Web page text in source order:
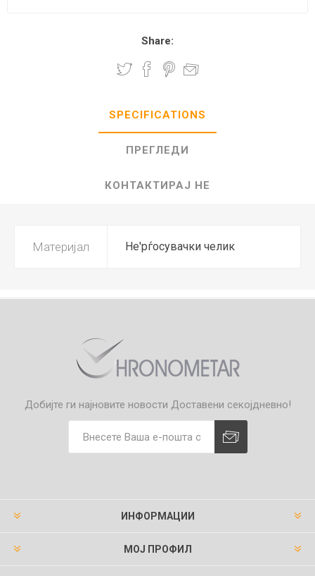
Share:
SPECIFICATIONS
ПРЕГЛЕДИ
КОНТАКТИРАЈ НЕ
Материјал Не'рѓосувачки челик
Добијте ги најновите новости Доставени секојдневно!
ИНФОРМАЦИИ
МОЈ ПРОФИЛ